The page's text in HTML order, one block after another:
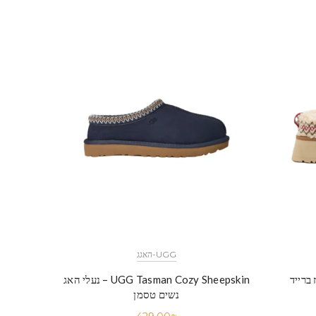
UGG-האגג
UGG Tasman Cozy Sheepskin – נעלי האג
נשים טסמן